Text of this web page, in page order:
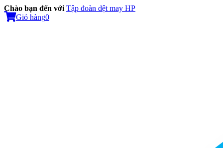
Chào bạn đến với Tập đoàn dệt may HP
Giỏ hàng0